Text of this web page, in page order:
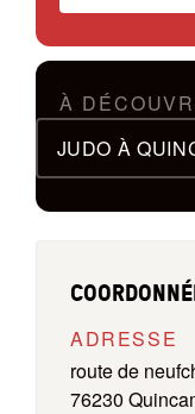
À
JUDO À
ADRESSE
route de
76230